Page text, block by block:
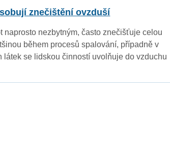
znečištění ovzduší
naprosto nezbytným, často znečišťuje celou
během procesů spalování, případně v
látek se lidskou činností uvolňuje do vzduchu